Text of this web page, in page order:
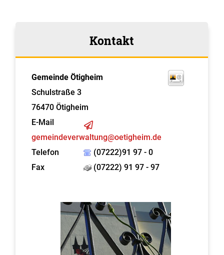
Kontakt
Gemeinde Ötigheim
Schulstraße 3
76470 Ötigheim
E-Mail
gemeindeverwaltung@oetigheim.de
Telefon
(07222)91 97 - 0
Fax
(07222) 91 97 - 97